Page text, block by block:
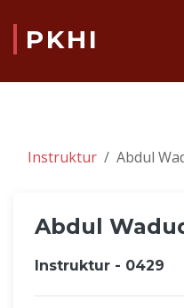
PKHI
Instruktur Abdul
Abdul
Instruktur - 0429